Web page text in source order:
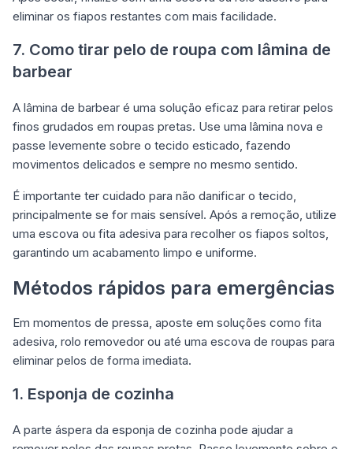
eliminar os fiapos restantes com mais facilidade.
7. Como tirar pelo de roupa com lâmina de
barbear
A lâmina de barbear é uma solução eficaz para retirar pelos
finos grudados em roupas pretas. Use uma lâmina nova e
passe levemente sobre o tecido esticado, fazendo
movimentos delicados e sempre no mesmo sentido.
É importante ter cuidado para não danificar o tecido,
principalmente se for mais sensível. Após a remoção, utilize
uma escova ou fita adesiva para recolher os fiapos soltos,
garantindo um acabamento limpo e uniforme.
Métodos rápidos para emergências
Em momentos de pressa, aposte em soluções como fita
adesiva, rolo removedor ou até uma escova de roupas para
eliminar pelos de forma imediata.
1. Esponja de cozinha
A parte áspera da esponja de cozinha pode ajudar a